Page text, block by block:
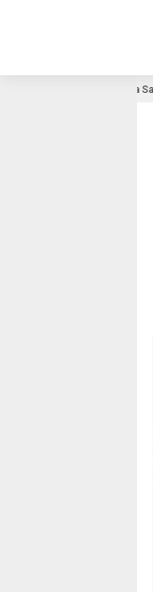
Daya Saing Bisnis Indonesia